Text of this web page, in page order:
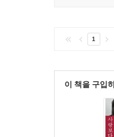
1
이 책을 구입